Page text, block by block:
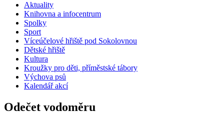
Aktuality
Knihovna a infocentrum
Spolky
Sport
Víceúčelové hřiště pod Sokolovnou
Dětské hřiště
Kultura
Kroužky pro děti, příměstské tábory
Výchova psů
Kalendář akcí
Odečet vodoměru